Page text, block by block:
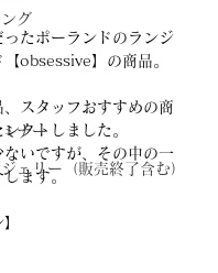
グ
ナー
ェリー（販売終了含む）
たポーランドのランジ
obsessive】の商品。
スタッフおすすめの商
クトしました。
ないですが、その中の一
ます。